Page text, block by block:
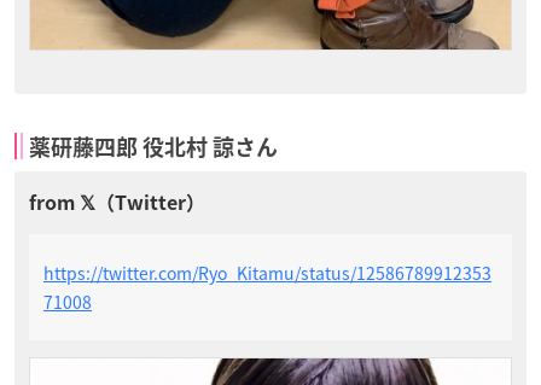
薬研藤四郎 役北村 諒さん
https://twitter.com/Ryo_Kitamu/status/12586789912353
71008